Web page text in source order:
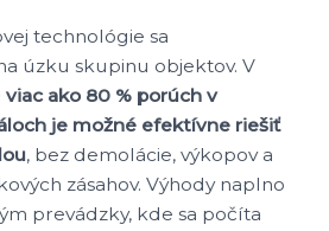
technológie sa
úzku skupinu objektov. V
viac ako 80 % porúch v
je možné efektívne riešiť
, bez demolácie, výkopov a
zásahov. Výhody naplno
prevádzky, kde sa počíta